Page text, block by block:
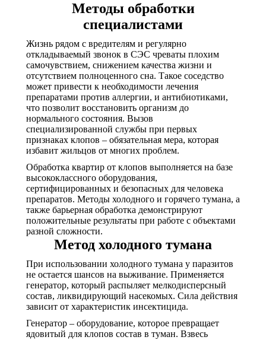
Методы обработки
специалистами
Жизнь рядом с вредителям и регулярно
откладываемый звонок в СЭС чреваты плохим
самочувствием, снижением качества жизни и
отсутствием полноценного сна. Такое соседство
может привести к необходимости лечения
препаратами против аллергии, и антибиотиками,
что позволит восстановить организм до
нормального состояния. Вызов
специализированной службы при первых
признаках клопов – обязательная мера, которая
избавит жильцов от многих проблем.
Обработка квартир от клопов выполняется на базе
высококлассного оборудования,
сертифицированных и безопасных для человека
препаратов. Методы холодного и горячего тумана, а
также барьерная обработка демонстрируют
положительные результаты при работе с объектами
разной сложности.
Метод холодного тумана
При использовании холодного тумана у паразитов
не остается шансов на выживание. Применяется
генератор, который распыляет мелкодисперсный
состав, ликвидирующий насекомых. Сила действия
зависит от характеристик инсектицида.
Генератор – оборудование, которое превращает
ядовитый для клопов состав в туман. Взвесь